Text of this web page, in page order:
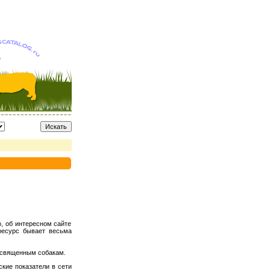
об интересном сайте
бывает весьма
собакам.
показатели в сети